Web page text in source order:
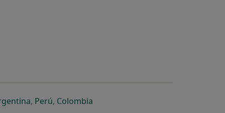
pestaña
una nueva pestaña
en una nueva pestaña
se abre en una nueva pestaña
, Perúse abre en una nueva pestaña
, Colombiase abre en una nueva pestaña